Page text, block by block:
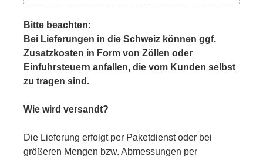
Bitte beachten:
Bei Lieferungen in die Schweiz können ggf.
Zusatzkosten in Form von Zöllen oder
Einfuhrsteuern anfallen, die vom Kunden selbst
zu tragen sind.
Wie wird versandt?
Die Lieferung erfolgt per Paketdienst oder bei
größeren Mengen bzw. Abmessungen per